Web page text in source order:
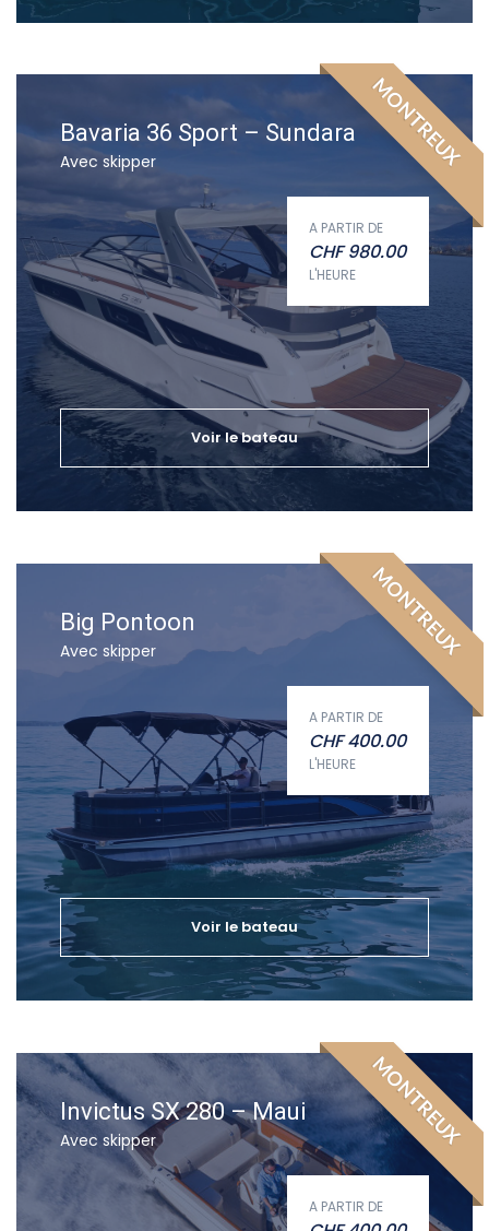
MONTREUX
Bavaria 36 Sport – Sundara
Avec skipper
A PARTIR DE
CHF980.00
L'HEURE
Voir le bateau
MONTREUX
Big Pontoon
Avec skipper
A PARTIR DE
CHF400.00
L'HEURE
Voir le bateau
MONTREUX
Invictus SX 280 – Maui
Avec skipper
A PARTIR DE